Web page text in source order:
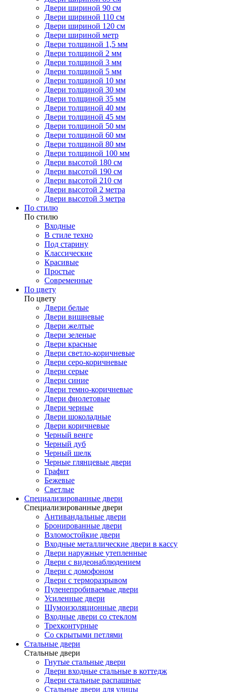
Двери шириной 90 см
Двери шириной 110 см
Двери шириной 120 см
Двери шириной метр
Двери толщиной 1,5 мм
Двери толщиной 2 мм
Двери толщиной 3 мм
Двери толщиной 5 мм
Двери толщиной 10 мм
Двери толщиной 30 мм
Двери толщиной 35 мм
Двери толщиной 40 мм
Двери толщиной 45 мм
Двери толщиной 50 мм
Двери толщиной 60 мм
Двери толщиной 80 мм
Двери толщиной 100 мм
Двери высотой 180 см
Двери высотой 190 см
Двери высотой 210 см
Двери высотой 2 метра
Двери высотой 3 метра
По стилю
По стилю
Входные
В стиле техно
Под старину
Классические
Красивые
Простые
Современные
По цвету
По цвету
Двери белые
Двери вишневые
Двери желтые
Двери зеленые
Двери красные
Двери светло-коричневые
Двери серо-коричневые
Двери серые
Двери синие
Двери темно-коричневые
Двери фиолетовые
Двери черные
Двери шоколадные
Двери коричневые
Черный венге
Черный дуб
Черный шелк
Черные глянцевые двери
Графит
Бежевые
Светлые
Специализированные двери
Специализированные двери
Антивандальные двери
Бронированные двери
Взломостойкие двери
Входные металлические двери в кассу
Двери наружные утепленные
Двери с видеонаблюдением
Двери с домофоном
Двери с терморазрывом
Пуленепробиваемые двери
Усиленные двери
Шумоизоляционные двери
Входные двери со стеклом
Трехконтурные
Со скрытыми петлями
Стальные двери
Стальные двери
Гнутые стальные двери
Двери входные стальные в коттедж
Двери стальные распашные
Стальные двери для улицы